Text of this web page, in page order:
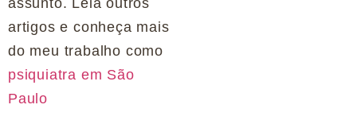
artigos e conheça mais
do meu trabalho como
psiquiatra em São
Paulo